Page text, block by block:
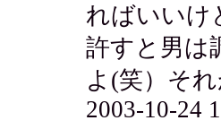
ればいいけ
許すと男は
よ(笑）そ
2003-10-24